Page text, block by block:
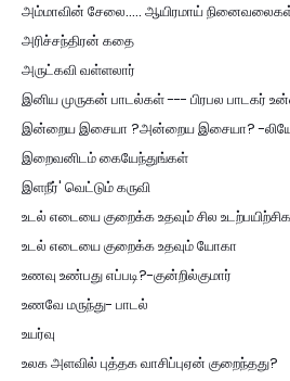
அம்மாவின் சேலை..... ஆயிரமாய்
அரிச்சந்திரன் கதை
அருட்கவி வள்ளலார்
இனிய முருகன் பாடல்கள் --- பிரபல பாடகர்
இன்றைய இசையா ?அன்றைய இசையா? -
இறைவனிடம் கையேந்துங்கள்
இளநீர்' வெட்டும் கருவி
உடல் எடையை குறைக்க உதவும் சில
உடல் எடையை குறைக்க உதவும் யோகா
உணவு உண்பது எப்படி?-குன்றில்குமார்
உணவே மருந்து- பாடல்
உயர்வு
உலக அளவில் புத்தக வாசிப்புஏன் குறைந்தது?